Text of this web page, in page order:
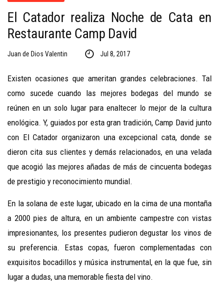
El Catador realiza Noche de Cata en
Restaurante Camp David
Juan de Dios Valentin Jul 8, 2017
Existen ocasiones que ameritan grandes celebraciones. Tal
como sucede cuando las mejores bodegas del mundo se
reúnen en un solo lugar para enaltecer lo mejor de la cultura
enológica. Y, guiados por esta gran tradición, Camp David junto
con El Catador organizaron una excepcional cata, donde se
dieron cita sus clientes y demás relacionados, en una velada
que acogió las mejores añadas de más de cincuenta bodegas
de prestigio y reconocimiento mundial.
En la solana de este lugar, ubicado en la cima de una montaña
a 2000 pies de altura, en un ambiente campestre con vistas
impresionantes, los presentes pudieron degustar los vinos de
su preferencia. Estas copas, fueron complementadas con
exquisitos bocadillos y música instrumental, en la que fue, sin
lugar a dudas, una memorable fiesta del vino.